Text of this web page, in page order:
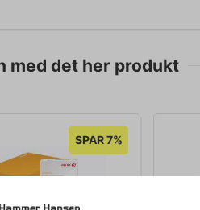
med det her produkt
SPAR 7%